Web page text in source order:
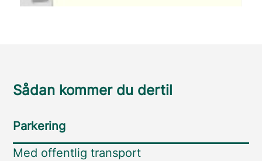
Sådan kommer du dertil
Parkering
Med offentlig transport